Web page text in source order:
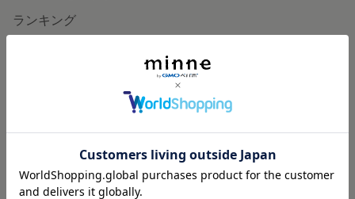
ランキング
ヴィンテージ販売